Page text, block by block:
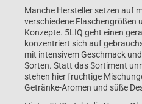
Manche Hersteller setzen auf
verschiedene Flaschengrößen
Konzepte. 5LIQ geht einen
konzentriert sich auf
mit intensivem Geschmack
Sorten. Statt das Sortiment
stehen hier fruchtige
Getränke-Aromen und süße